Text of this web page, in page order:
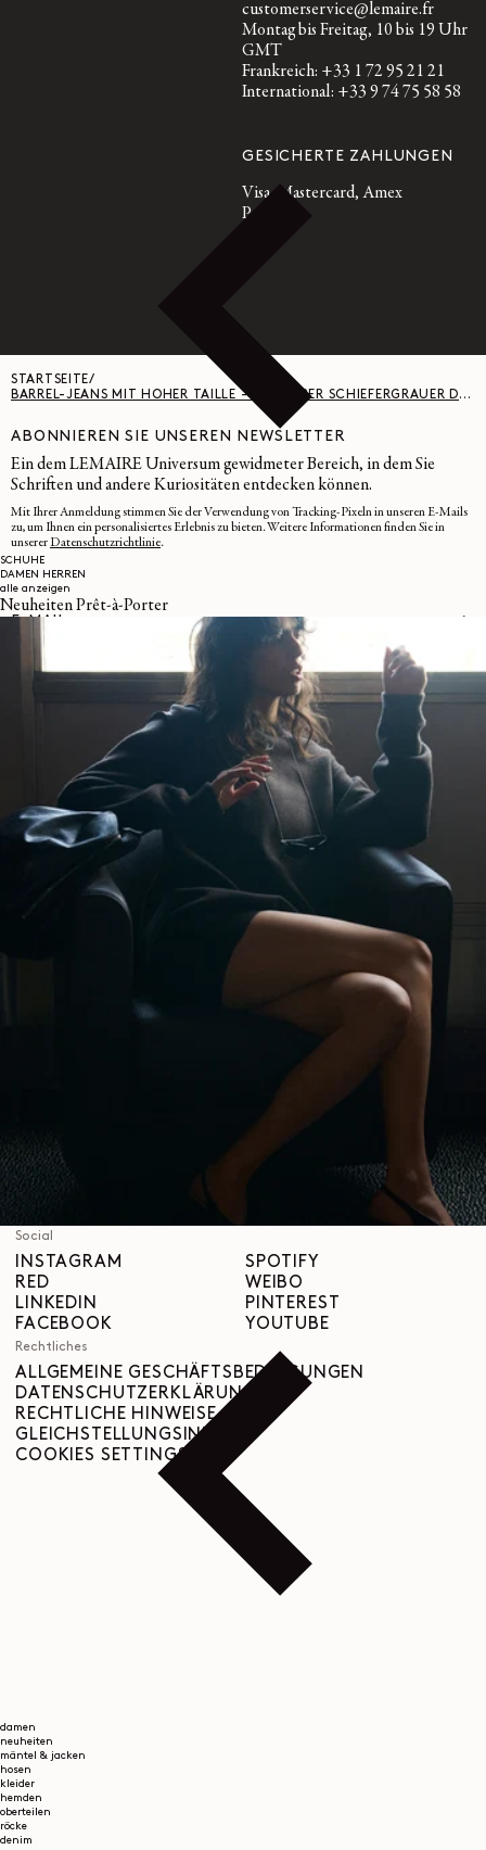
SCHUHE
DAMEN
HERREN
alle anzeigen
Neuheiten Prêt-à-Porter
damen
neuheiten
mäntel & jacken
hosen
kleider
hemden
oberteilen
röcke
denim
customerservice@lemaire.fr
Montag bis Freitag, 10 bis 19 Uhr
GMT
Frankreich: +33 1 72 95 21 21
International: +33 9 74 75 58 58
GESICHERTE ZAHLUNGEN
Visa, Mastercard, Amex
Paypal
STARTSEITE/
BARREL-JEANS MIT HOHER TAILLE - SCHWERER SCHIEFERGRAUER DENIM - SLATE
ABONNIEREN SIE UNSEREN NEWSLETTER
Ein dem LEMAIRE Universum gewidmeter Bereich, in dem Sie
Schriften und andere Kuriositäten entdecken können.
Mit Ihrer Anmeldung stimmen Sie der Verwendung von Tracking-Pixeln in unseren E-Mails
zu, um Ihnen ein personalisiertes Erlebnis zu bieten. Weitere Informationen finden Sie in
unserer Datenschutzrichtlinie.
E-MAIL
FAQ
RÜCKGABEANFRAGE
WIDERRUFSRECHT
Social
INSTAGRAM
RED
LINKEDIN
FACEBOOK
SPOTIFY
WEIBO
PINTEREST
YOUTUBE
Rechtliches
ALLGEMEINE GESCHÄFTSBEDINGUNGEN
DATENSCHUTZERKLÄRUNG
RECHTLICHE HINWEISE
GLEICHSTELLUNGSINDEX
COOKIES SETTINGS